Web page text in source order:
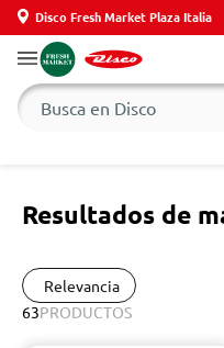
Disco Fresh Market Plaza Italia
Resultados de
Relevancia
63PRODUCTOS